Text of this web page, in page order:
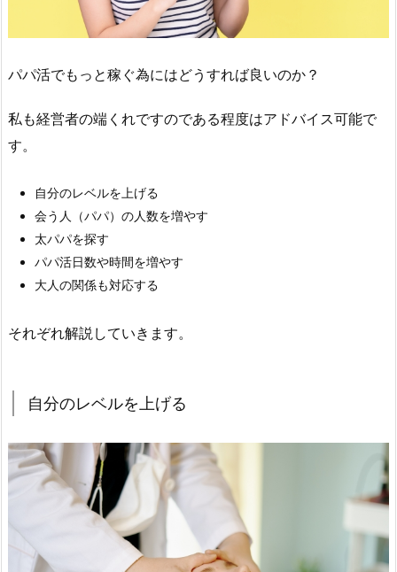
パパ活でもっと稼ぐ為にはどうすれば良いのか？
私も経営者の端くれですのである程度はアドバイス可能で
す。
自分のレベルを上げる
会う人（パパ）の人数を増やす
太パパを探す
パパ活日数や時間を増やす
大人の関係も対応する
それぞれ解説していきます。
自分のレベルを上げる